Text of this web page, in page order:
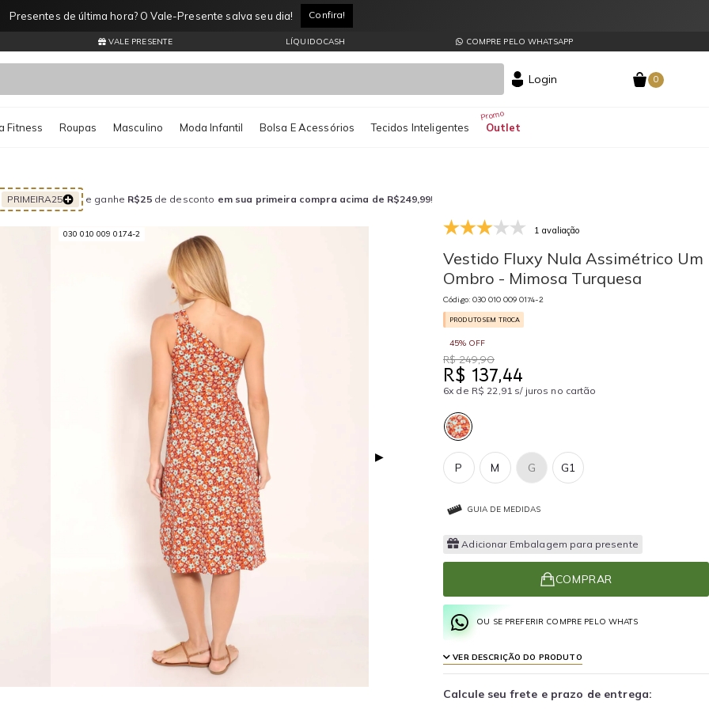
Entrega Expressa por apenas R$11,99* Consulte regiões atendidas
VALE PRESENTE LÍQUIDOCASH COMPRE PELO WHATSAPP
Login 0
Bolsa E Acessórios
Masculino Moda Infantil
Roupas
Fitness Outlet
Tecidos Inteligentes
PRIMEIRA25 e ganhe R$25de desconto em sua primeira compra acima de R$249,99!
030 010 009 0174-2 030 010 009 0174-2
▶
1 avaliação
Vestido Fluxy Nula Assimétrico Um
Ombro - Mimosa Turquesa
Código: 030 010 009 0174-2
PRODUTO SEM TROCA
45% OFF
R$ 249,90
R$ 137,44
6x de R$ 22,91 s/ juros no cartão
M
P G G1
GUIA DE MEDIDAS
Adicionar Embalagem para presente
COMPRAR
OU SE PREFERIR COMPRE PELO WHATS
VER DESCRIÇÃO DO PRODUTO
Calcule seu frete e prazo de entrega: